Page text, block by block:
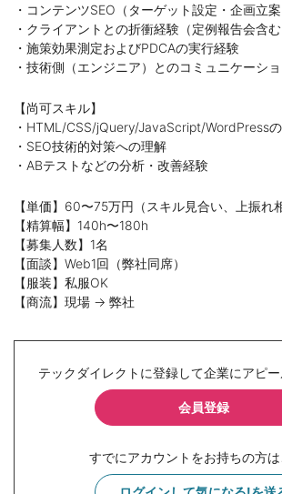
・コンテンツSEO（ターゲット設定・企画立
・クライアントとの折衝経験（定例報告会含む
・施策効果測定およびPDCAの実行経験
・技術側（エンジニア）とのコミュニケーシ
【尚可スキル】
・HTML/CSS/jQuery/JavaScript/WordPress
・SEO技術的対策への理解
・ABテストなどの分析・改善経験
【単価】60〜75万円（スキル見合い、上振れ
【精算幅】140h〜180h
【募集人数】1名
【面談】Web1回（弊社同席）
【服装】私服OK
【商流】現場 → 弊社
テックダイレクトに登録して企業にアピ
会員登録
すでにアカウントをお持ちの方は